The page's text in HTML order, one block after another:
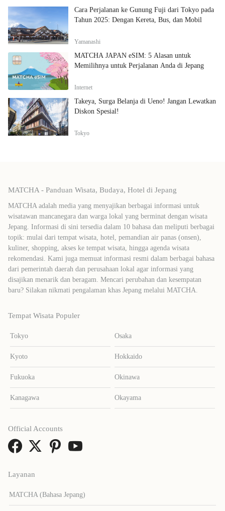
Cara Perjalanan ke Gunung Fuji dari Tokyo pada
Tahun 2025: Dengan Kereta, Bus, dan Mobil
Yamanashi
MATCHA JAPAN eSIM: 5 Alasan untuk
Memilihnya untuk Perjalanan Anda di Jepang
Internet
Takeya, Surga Belanja di Ueno! Jangan Lewatkan
Diskon Spesial!
Tokyo
MATCHA - Panduan Wisata, Budaya, Hotel di Jepang
MATCHA adalah media yang menyajikan berbagai informasi untuk
wisatawan mancanegara dan warga lokal yang berminat dengan wisata
Jepang. Informasi di sini tersedia dalam 10 bahasa dan meliputi berbagai
topik: mulai dari tempat wisata, hotel, pemandian air panas (onsen),
kuliner, shopping, akses ke tempat wisata, hingga agenda wisata
rekomendasi. Kami juga memuat informasi resmi dalam berbagai bahasa
dari pemerintah daerah dan perusahaan lokal agar informasi yang
disajikan menarik dan beragam. Mencari perubahan dan kesempatan
baru? Silakan nikmati pengalaman khas Jepang melalui MATCHA.
Tempat Wisata Populer
Tokyo Osaka
Kyoto Hokkaido
Fukuoka Okinawa
Kanagawa Okayama
Layanan
MATCHA (Bahasa Jepang)
Official Accounts